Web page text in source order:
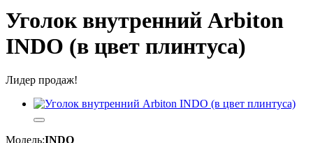
Уголок внутренний Arbiton
INDO (в цвет плинтуса)
Лидер продаж!
Модель:INDO